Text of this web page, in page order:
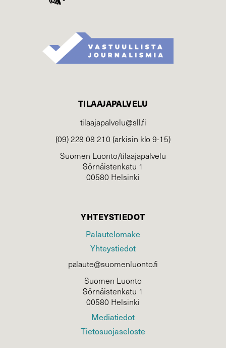
TILAAJAPALVELU
tilaajapalvelu@sll.fi
(09) 228 08 210 (arkisin klo 9-15)
Suomen Luonto/tilaajapalvelu
Sörnäistenkatu 1
00580 Helsinki
YHTEYSTIEDOT
Palautelomake
Yhteystiedot
palaute@suomenluonto.fi
Suomen Luonto
Sörnäistenkatu 1
00580 Helsinki
Mediatiedot
Tietosuojaseloste